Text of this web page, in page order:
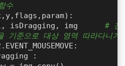
수
):
isDragging, img # 전
기준으로 대상 영역 따라다니기
: